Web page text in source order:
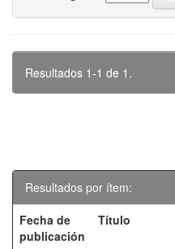
Resultados 1-1 de 1.
Resultados por ítem:
Fecha de
publicación
Título